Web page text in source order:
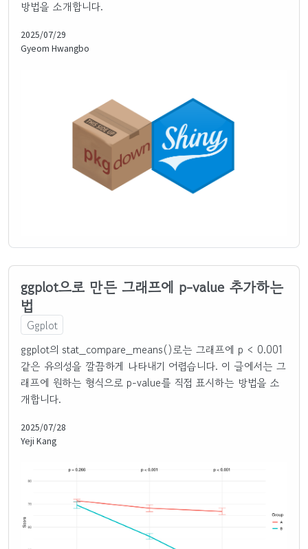
방법을 소개합니다.
2025/07/29
Gyeom Hwangbo
ggplot으로 만든 그래프에 p-value 추가하는
법
Ggplot
ggplot의 stat_compare_means()로는 그래프에 p < 0.001
같은 유의성을 깔끔하게 나타내기 어렵습니다. 이 글에서는 그
래프에 원하는 형식으로 p-value를 직접 표시하는 방법을 소
개합니다.
2025/07/28
Yeji Kang